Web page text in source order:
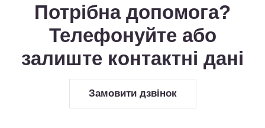
Потрібна допомога?
Телефонуйте або
залиште контактні дані
Замовити дзвінок